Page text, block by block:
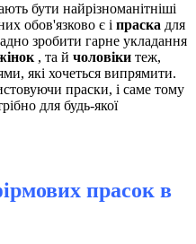
бути найрізноманітніші
обов'язково є і праска для
зробити гарне укладання
, та й чоловіки теж,
які хочеться випрямити.
праски, і саме тому
для будь-якої
прасок в